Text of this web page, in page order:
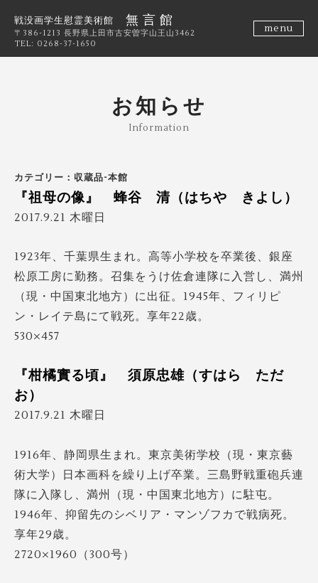
戦没画学生慰霊美術館 無 言 館
〒386-1213 長野県上田市古安曽字山王山3462
TEL: 0268-37-1650
menu
お知らせ
Information
カテゴリー：収蔵品-本館
『祖母の像』 蜂谷 清（はちや きよし）
2017.9.21 木曜日
1923年、千葉県生まれ。高等小学校を卒業後、銀座
松原工房に勤務。召集をうけ佐倉連隊に入営し、満州
（現・中国東北地方）に出征。1945年、フィリピ
ン・レイテ島にて戦死。享年22歳。
530×457
『柑橘實る頃』 須原忠雄（すはら ただ
お）
2017.9.21 木曜日
1916年、静岡県生まれ。東京美術学校（現・東京藝
術大学）日本画科を繰り上げ卒業。三島野戦重砲兵連
隊に入隊し、満州（現・中国東北地方）に駐屯。
1946年、抑留先のシベリア・マンゾフカで戦病死。
享年29歳。
2720×1960（300号）